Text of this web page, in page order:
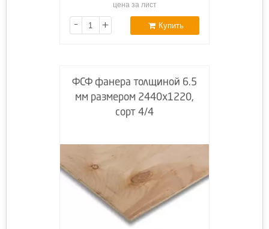
цена за лист
- + Купить
ФСФ фанера толщиной 6.5
мм размером 2440х1220,
сорт 4/4